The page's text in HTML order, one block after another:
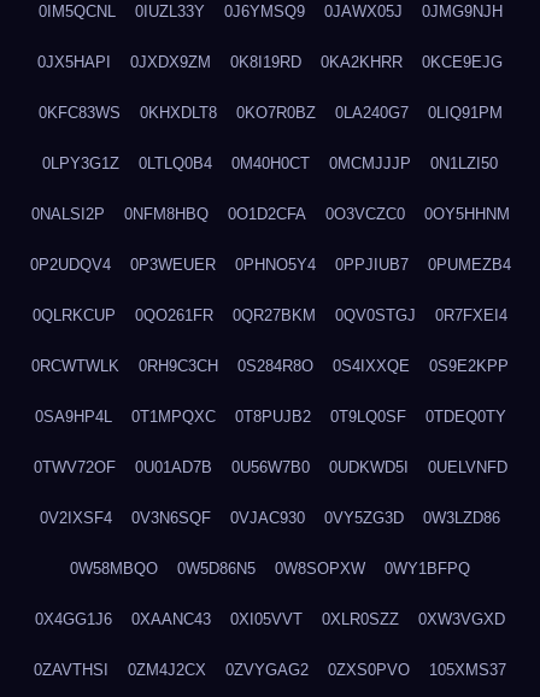
0IM5QCNL 0IUZL33Y 0J6YMSQ9 0JAWX05J 0JMG9NJH
0JX5HAPI 0JXDX9ZM 0K8I19RD 0KA2KHRR 0KCE9EJG
0KFC83WS 0KHXDLT8 0KO7R0BZ 0LA240G7 0LIQ91PM
0LPY3G1Z 0LTLQ0B4 0M40H0CT 0MCMJJJP 0N1LZI50
0NALSI2P 0NFM8HBQ 0O1D2CFA 0O3VCZC0 0OY5HHNM
0P2UDQV4 0P3WEUER 0PHNO5Y4 0PPJIUB7 0PUMEZB4
0QLRKCUP 0QO261FR 0QR27BKM 0QV0STGJ 0R7FXEI4
0RCWTWLK 0RH9C3CH 0S284R8O 0S4IXXQE 0S9E2KPP
0SA9HP4L 0T1MPQXC 0T8PUJB2 0T9LQ0SF 0TDEQ0TY
0TWV72OF 0U01AD7B 0U56W7B0 0UDKWD5I 0UELVNFD
0V2IXSF4 0V3N6SQF 0VJAC930 0VY5ZG3D 0W3LZD86
0W58MBQO 0W5D86N5 0W8SOPXW 0WY1BFPQ
0X4GG1J6 0XAANC43 0XI05VVT 0XLR0SZZ 0XW3VGXD
0ZAVTHSI 0ZM4J2CX 0ZVYGAG2 0ZXS0PVO 105XMS37